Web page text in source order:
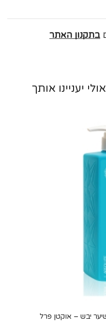
בתקנון האתר
יעניינו אותך
יבש – אוקטן פרל